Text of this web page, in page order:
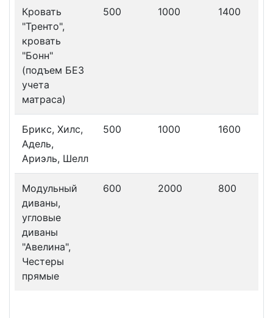
Кровать
"Тренто",
кровать
"Бонн"
(подъем БЕЗ
учета
матраса)
500 1000 1400
Брикс, Хилс,
Адель,
Ариэль, Шелл
500 1000 1600
Модульный
диваны,
угловые
диваны
"Авелина",
Честеры
прямые
600 2000 800